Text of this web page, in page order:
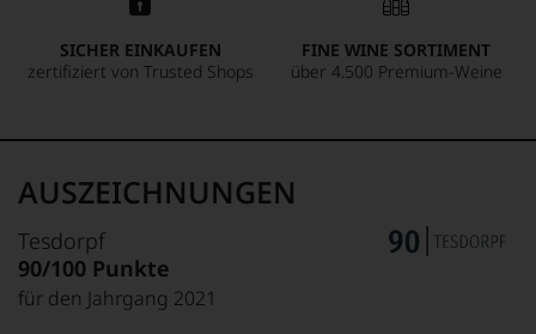
SICHER EINKAUFEN
zertifiziert von Trusted Shops
FINE WINE SORTIMENT
über 4.500 Premium-Weine
AUSZEICHNUNGEN
Tesdorpf
90/100 Punkte
für den Jahrgang 2021